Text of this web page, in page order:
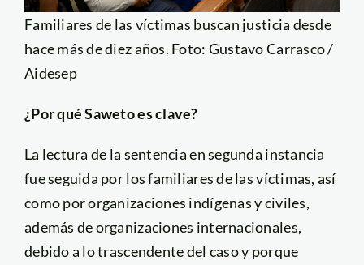
Familiares de las víctimas buscan justicia desde
hace más de diez años. Foto: Gustavo Carrasco /
Aidesep
¿Por qué Saweto es clave?
La lectura de la sentencia en segunda instancia
fue seguida por los familiares de las víctimas, así
como por organizaciones indígenas y civiles,
además de organizaciones internacionales,
debido a lo trascendente del caso y porque